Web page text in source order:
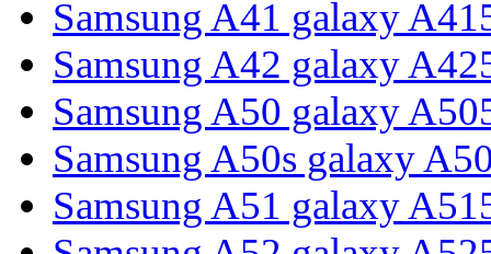
Samsung A41 galaxy
Samsung A42 galaxy
Samsung A50 galaxy
Samsung A50s galaxy
Samsung A51 galaxy